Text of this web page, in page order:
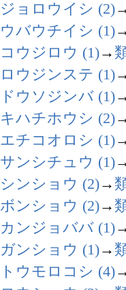
ジョロウイシ (2)
ウバウチイシ (1)
コウジロウ (1)→
ロウジンステ (1)
ドウソジンバ (1)
キハチホウシ (2)
エチコオロシ (1)
サンシチュウ (1)
シンショウ (2)→
ボンショウ (2)→
カンジョババ (1)
ガンショウ (1)→
トウモロコシ (4)